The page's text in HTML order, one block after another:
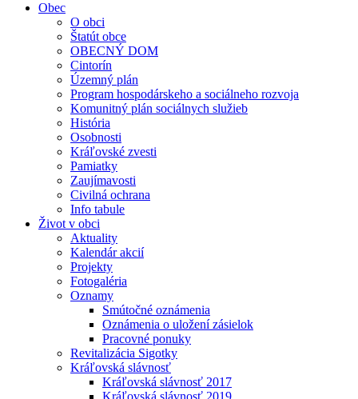
Obec
O obci
Štatút obce
OBECNÝ DOM
Cintorín
Územný plán
Program hospodárskeho a sociálneho rozvoja
Komunitný plán sociálnych služieb
História
Osobnosti
Kráľovské zvesti
Pamiatky
Zaujímavosti
Civilná ochrana
Info tabule
Život v obci
Aktuality
Kalendár akcií
Projekty
Fotogaléria
Oznamy
Smútočné oznámenia
Oznámenia o uložení zásielok
Pracovné ponuky
Revitalizácia Sigotky
Kráľovská slávnosť
Kráľovská slávnosť 2017